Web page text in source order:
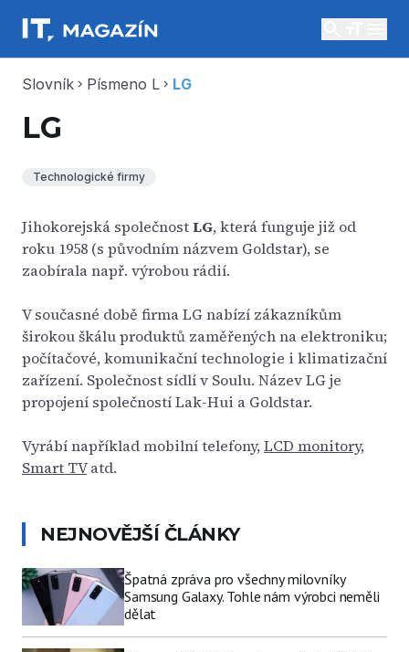
Slovník chevron_right Písmeno L chevron_right LG
LG
Technologické firmy
Jihokorejská společnostLG, která funguje již od
roku 1958 (s původním názvem Goldstar), se
zaobírala např. výrobou rádií.
V současné době firma LG nabízí zákazníkům
širokou škálu produktů zaměřených na elektroniku;
počítačové, komunikační technologie i klimatizační
zařízení. Společnost sídlí v Soulu. Název LG je
propojení společností Lak-Hui a Goldstar.
Vyrábí například mobilní telefony,LCD monitory,
Smart TVatd.
NEJNOVĚJŠÍ ČLÁNKY
Špatná zpráva pro všechny milovníky
Samsung Galaxy. Tohle nám výrobci neměli
dělat